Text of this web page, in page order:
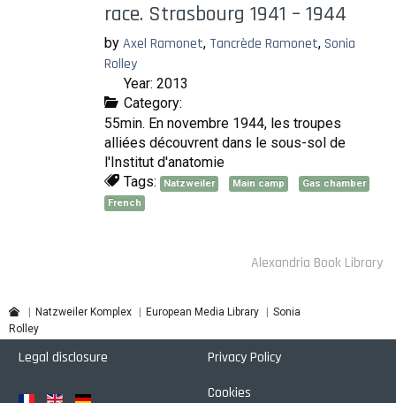
race. Strasbourg 1941 – 1944
by Axel Ramonet, Tancrède Ramonet, Sonia
Rolley
Year: 2013
Category:
55min. En novembre 1944, les troupes
alliées découvrent dans le sous-sol de
l'Institut d'anatomie
Tags:
Natzweiler Main camp
Gas chamber
French
Alexandria Book Library
Natzweiler Komplex European Media Library
Sonia
Rolley
Legal disclosure
Privacy Policy
Cookies